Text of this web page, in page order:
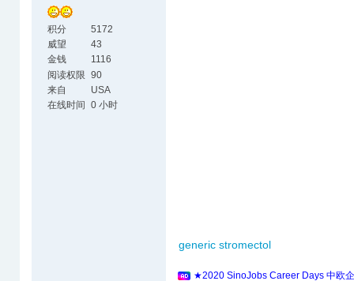
积分
5172
威望
43
金钱
1116
阅读权限 90
来自
USA
在线时间
0 小时
generic stromectol
★2020 SinoJobs Career Days 中欧